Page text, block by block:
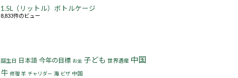
1.5L（リットル）ボトルケージ
8,833件のビュー
誕生日 日本語 今年の目標 お金 子ども 世界遺産 中国
牛 修理 羊 チャリダー 海 ビザ 中国